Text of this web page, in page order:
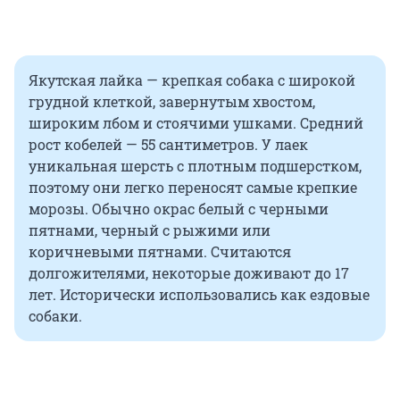
Якутская лайка — крепкая собака с широкой
грудной клеткой, завернутым хвостом,
широким лбом и стоячими ушками. Средний
рост кобелей — 55 сантиметров. У лаек
уникальная шерсть с плотным подшерстком,
поэтому они легко переносят самые крепкие
морозы. Обычно окрас белый с черными
пятнами, черный с рыжими или
коричневыми пятнами. Считаются
долгожителями, некоторые доживают до 17
лет. Исторически использовались как ездовые
собаки.